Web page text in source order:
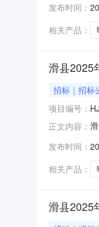
发布时间：
相关产品：
滑县2025
招标｜招标
项目编号：
正文内容：
发布时间：
相关产品：
滑县2025